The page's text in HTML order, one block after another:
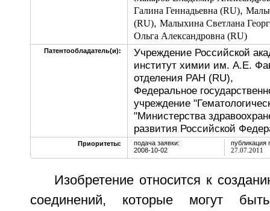
Галина Геннадьевна (RU),
(RU), Малыхина Светлана
Ольга Александровна (RU)
Патентообладатель(и):
Учреждение Российской
институт химии им. А.Е.
отделения РАН (RU),
Федеральное
учреждение
"Министерства
развития Российской
Приоритеты:
подача заявки:
2008-10-02
публикация
27.07.2011
Изобретение относится к
соединений, которые могут